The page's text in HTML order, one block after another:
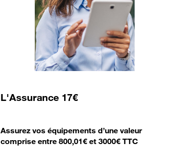
L'Assurance 17€
Assurez vos équipements d’une valeur
comprise entre 800,01€ et 3000€ TTC